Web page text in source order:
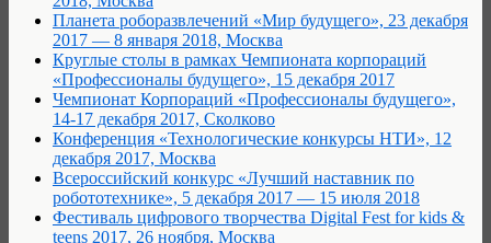
Планета роборазвлечений «Мир будущего», 23 декабря
2017 — 8 января 2018, Москва
Круглые столы в рамках Чемпионата корпораций
«Профессионалы будущего», 15 декабря 2017
Чемпионат Корпораций «Профессионалы будущего»,
14-17 декабря 2017, Сколково
Конференция «Технологические конкурсы НТИ», 12
декабря 2017, Москва
Всероссийский конкурс «Лучший наставник по
робототехнике», 5 декабря 2017 — 15 июля 2018
Фестиваль цифрового творчества Digital Fest for kids &
teens 2017, 26 ноября, Москва